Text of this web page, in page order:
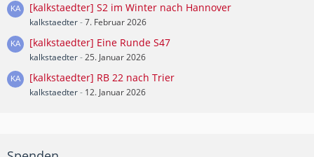
[kalkstaedter] S2 im Winter nach Hannover
kalkstaedter-7. Februar 2026
[kalkstaedter] Eine Runde S47
kalkstaedter-25. Januar 2026
[kalkstaedter] RB 22 nach Trier
kalkstaedter- 12. Januar 2026